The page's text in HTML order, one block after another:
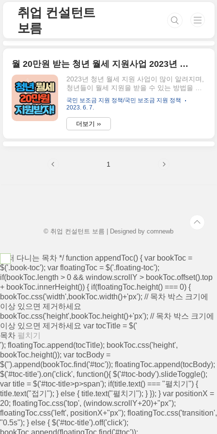
취업 컨설턴트
보름
월 20만원 받는 청년 월세 지원사업 2023년 총 정리
2023년 청년 월세 지원 사업이 많이 알려지며,
청년들이 월세 지원을 받을 수 있는 방법을 알
아보기 시작했는데요. 여러 커뮤니티를 통해
조회하기 힘들어하실 것 같아, 이 블로그 포스
월세 지원에 대한 내용 지금부터 시작할게요.
"청년"월세 지원의 "청년"의 나이를 알고 싶다
2004년 생이라고 볼 수 있는데요. 조금 더 정확
국민 보조금 지원 정책/국민 보조금 지원 정책
2023. 6. 7.
더보기 ››
1
© 취업 컨설턴트 보름 | Designed by comnewb
/* 떠 다니는 목차 */ function appendToc() { var bookToc =
$('.book-toc'); var floatingToc = $('.floating-toc');
if(bookToc.length > 0 && window.scrollY > bookToc.offset().top
+ bookToc.innerHeight()) { if(floatingToc.height() === 0) {
bookToc.css('width',bookToc.width()+'px'); // 목차 박스 크기에
이상 있으면 제거하세요
bookToc.css('height',bookToc.height()+'px'); // 목차 박스 크기에
이상 있으면 제거하세요 var tocTitle = $('
목차 펼치기
'); floatingToc.append(tocTitle); bookToc.css('height',
bookToc.height()); var tocBody =
$('').append(bookToc.find('#toc')); floatingToc.append(tocBody);
$('#toc-title').on('click', function(){ $('#toc-body').slideToggle();
var title = $('#toc-title>p>span'); if(title.text() === "펼치기") {
title.text("접기"); } else { title.text("펼치기"); } }); } var positionX =
20; floatingToc.css('top', (window.scrollY+20)+"px");
floatingToc.css('left', positionX+"px"); floatingToc.css('transition',
"0.5s"); } else { $('#toc-title').off('click');